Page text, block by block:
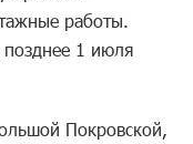
работы.
1 июля
Покровской,